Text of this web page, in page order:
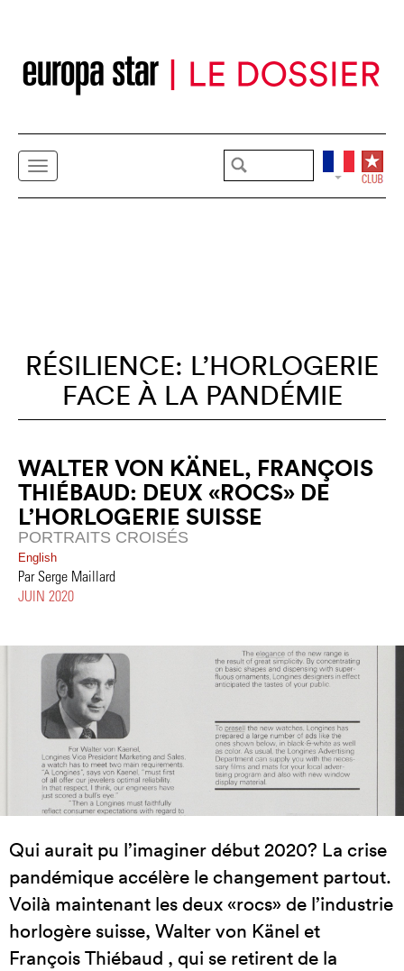
RÉSILIENCE: L’HORLOGERIE
FACE À LA PANDÉMIE
WALTER VON KÄNEL, FRANÇOIS
THIÉBAUD: DEUX «ROCS» DE
L’HORLOGERIE SUISSE
PORTRAITS CROISÉS
English
Par Serge Maillard
JUIN 2020
Qui aurait pu l’imaginer début 2020? La crise
pandémique accélère le changement partout.
Voilà maintenant les deux «rocs» de l’industrie
horlogère suisse, Walter von Känel et
François Thiébaud , qui se retirent de la